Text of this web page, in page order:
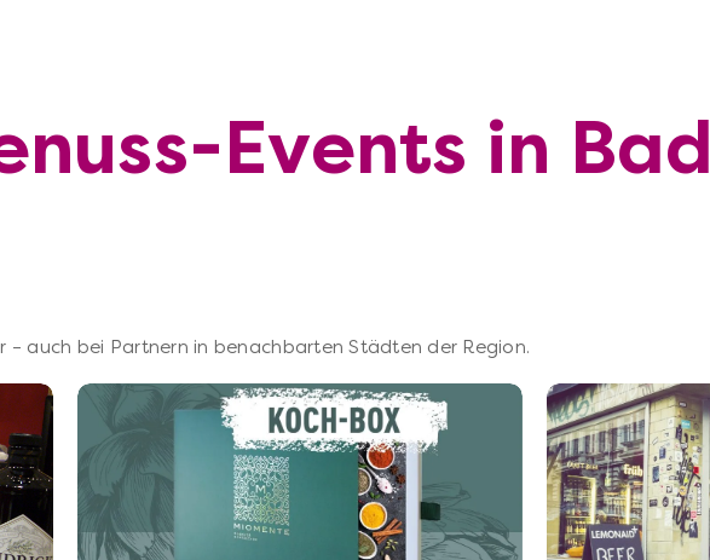
Events in Bad
– auch bei Partnern in benachbarten Städten der Region.